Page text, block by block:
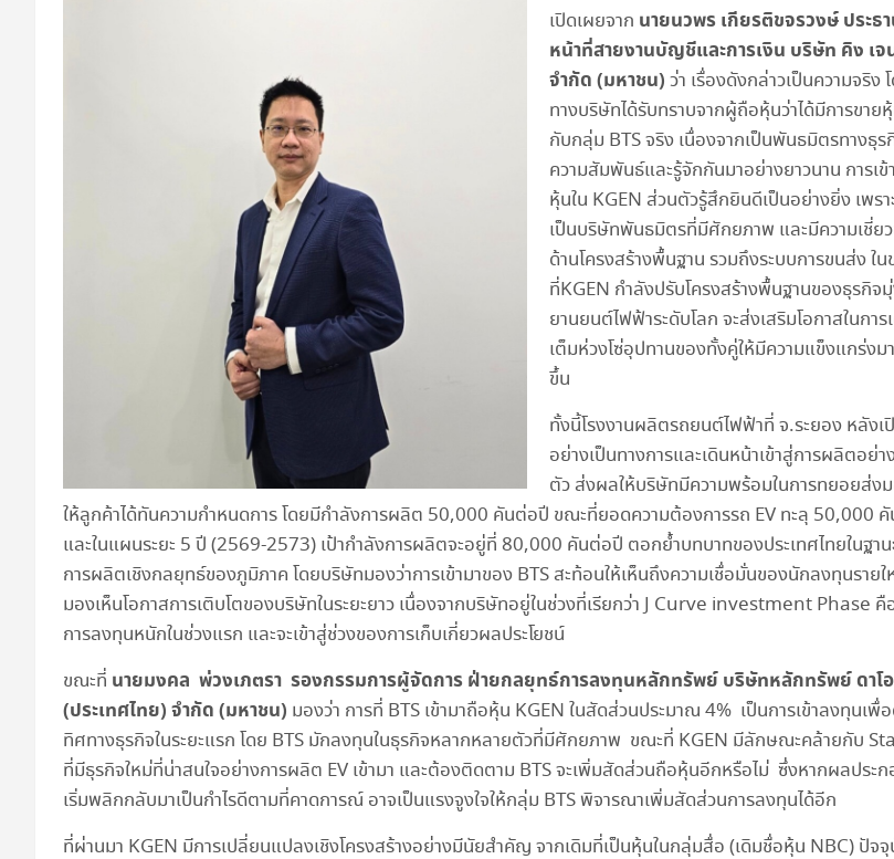
เปิดเผยจาก นายนวพร เกียรติขจรวงษ์ ประธา
หน้าที่สายงานบัญชีและการเงิน บริษัท คิง เจ
จำกัด (มหาชน) ว่า เรื่องดังกล่าวเป็นความจริง
ทางบริษัทได้รับทราบจากผู้ถือหุ้นว่าได้มีการขาย
กับกลุ่ม BTS จริง เนื่องจากเป็นพันธมิตรทางธุ
ความสัมพันธ์และรู้จักกันมาอย่างยาวนาน การเข้
หุ้นใน KGEN ส่วนตัวรู้สึกยินดีเป็นอย่างยิ่ง เพรา
เป็นบริษัทพันธมิตรที่มีศักยภาพ และมีความเชี่ย
ด้านโครงสร้างพื้นฐาน รวมถึงระบบการขนส่ง ใ
ที่KGEN กำลังปรับโครงสร้างพื้นฐานของธุรกิจ
ยานยนต์ไฟฟ้าระดับโลก จะส่งเสริมโอกาสในการ
เต็มห่วงโซ่อุปทานของทั้งคู่ให้มีความแข็งแกร่งม
ขึ้น
ทั้งนี้โรงงานผลิตรถยนต์ไฟฟ้าที่ จ.ระยอง หลังเ
อย่างเป็นทางการและเดินหน้าเข้าสู่การผลิตอย่า
ตัว ส่งผลให้บริษัทมีความพร้อมในการทยอยส่ง
ให้ลูกค้าได้ทันความกำหนดการ โดยมีกำลังการผลิต 50,000 คันต่อปี ขณะที่ยอดความต้องการรถ EV ทะลุ 50,000
และในแผนระยะ 5 ปี (2569-2573) เป้ากำลังการผลิตจะอยู่ที่ 80,000 คันต่อปี ตอกย้ำบทบาทของประเทศไทยในฐาน
การผลิตเชิงกลยุทธ์ของภูมิภาค โดยบริษัทมองว่าการเข้ามาของ BTS สะท้อนให้เห็นถึงความเชื่อมั่นของนักลงทุนราย
มองเห็นโอกาสการเติบโตของบริษัทในระยะยาว เนื่องจากบริษัทอยู่ในช่วงที่เรียกว่า J Curve investment Phase คื
การลงทุนหนักในช่วงแรก และจะเข้าสู่ช่วงของการเก็บเกี่ยวผลประโยชน์
ขณะที่ นายมงคล พ่วงเภตรา รองกรรมการผู้จัดการ ฝ่ายกลยุทธ์การลงทุนหลักทรัพย์ บริษัทหลักทรัพย์ ดาโอ
(ประเทศไทย) จำกัด (มหาชน) มองว่า การที่ BTS เข้ามาถือหุ้น KGEN ในสัดส่วนประมาณ 4% เป็นการเข้าลงทุนเพื่
ทิศทางธุรกิจในระยะแรก โดย BTS มักลงทุนในธุรกิจหลากหลายตัวที่มีศักยภาพ ขณะที่ KGEN มีลักษณะคล้ายกับ
ที่มีธุรกิจใหม่ที่น่าสนใจอย่างการผลิต EV เข้ามา และต้องติดตาม BTS จะเพิ่มสัดส่วนถือหุ้นอีกหรือไม่ ซึ่งหากผลประ
เริ่มพลิกกลับมาเป็นกำไรดีตามที่คาดการณ์ อาจเป็นแรงจูงใจให้กลุ่ม BTS พิจารณาเพิ่มสัดส่วนการลงทุนได้อีก
ที่ผ่านมา KGEN มีการเปลี่ยนแปลงเชิงโครงสร้างอย่างมีนัยสำคัญ จากเดิมที่เป็นหุ้นในกลุ่มสื่อ (เดิมชื่อหุ้น NBC) ปัจจุ